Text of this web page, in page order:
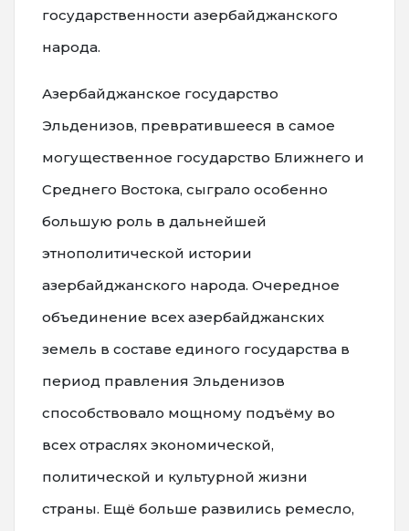
государственности азербайджанского
народа.
Азербайджанское государство
Эльденизов, превратившееся в самое
могущественное государство Ближнего и
Среднего Востока, сыграло особенно
большую роль в дальнейшей
этнополитической истории
азербайджанского народа. Очередное
объединение всех азербайджанских
земель в составе единого государства в
период правления Эльденизов
способствовало мощному подъёму во
всех отраслях экономической,
политической и культурной жизни
страны. Ещё больше развились ремесло,